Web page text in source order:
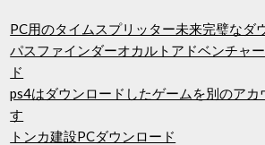
PC用のタイムスプリッター未来完璧なダ
パスファインダーオカルトアドベンチャ
ド
ps4はダウンロードしたゲームを別のアカ
す
トンカ建設PCダウンロード